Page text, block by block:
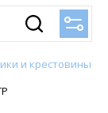
и крестовины